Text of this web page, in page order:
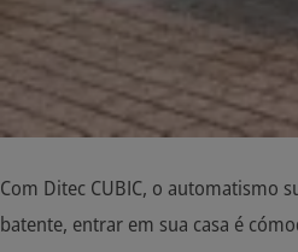
Com Ditec CUBIC, o automatismo
batente, entrar em sua casa é